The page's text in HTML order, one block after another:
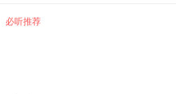
。
原客》《生命册》《羊的
逃上山和刘老炮当了土匪。
肠夜秋负秋雨玉未眠，夜久
湖汐间，却下水晶帘梦佳人
必听推荐